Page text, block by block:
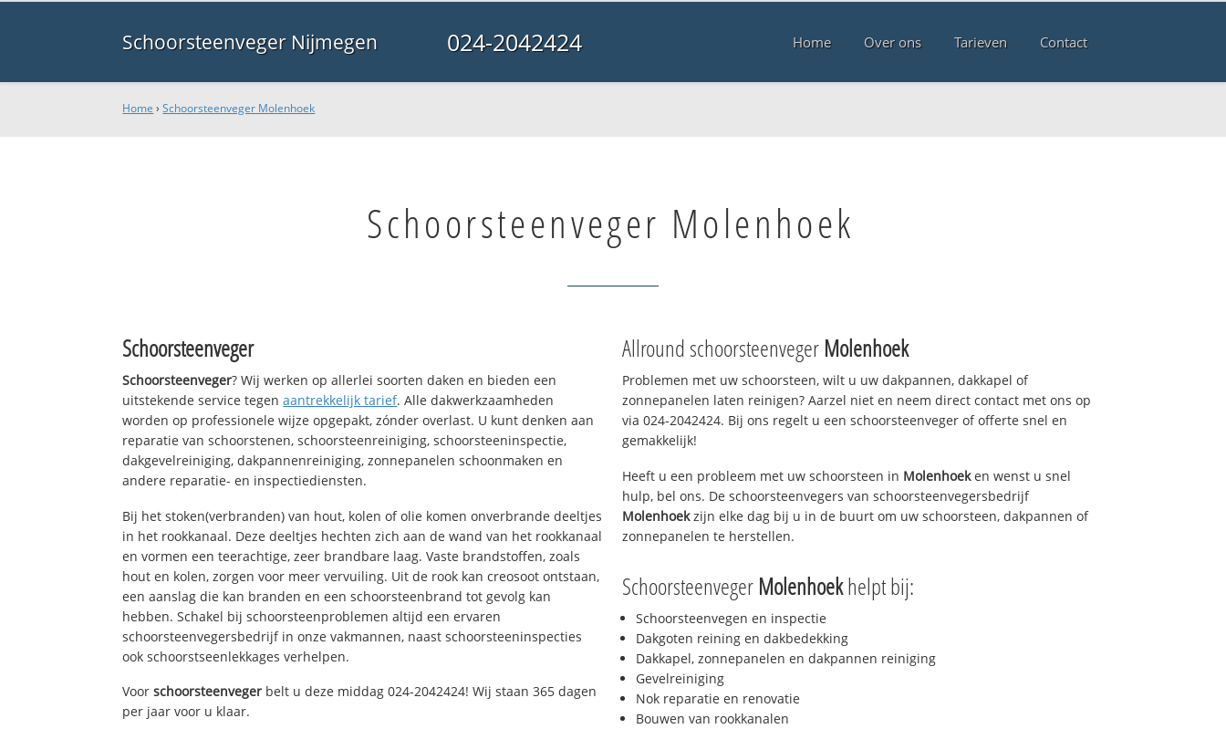
Schoorsteenveger Nijmegen 024-2042424 Home Over ons Tarieven Contact
Home ›Schoorsteenveger Molenhoek
Schoorsteenveger Molenhoek
Schoorsteenveger
Schoorsteenveger? Wij werken op allerlei soorten daken en bieden een
uitstekende service tegenaantrekkelijk tarief. Alle dakwerkzaamheden
worden op professionele wijze opgepakt, zónder overlast. U kunt denken aan
reparatie van schoorstenen, schoorsteenreiniging, schoorsteeninspectie,
dakgevelreiniging, dakpannenreiniging, zonnepanelen schoonmaken en
andere reparatie- en inspectiediensten.
Bij het stoken(verbranden) van hout, kolen of olie komen onverbrande deeltjes
in het rookkanaal. Deze deeltjes hechten zich aan de wand van het rookkanaal
en vormen een teerachtige, zeer brandbare laag. Vaste brandstoffen, zoals
hout en kolen, zorgen voor meer vervuiling. Uit de rook kan creosoot ontstaan,
een aanslag die kan branden en een schoorsteenbrand tot gevolg kan
hebben. Schakel bij schoorsteenproblemen altijd een ervaren
schoorsteenvegersbedrijf in onze vakmannen, naast schoorsteeninspecties
ook schoorstseenlekkages verhelpen.
Voorschoorsteenveger belt u deze middag 024-2042424! Wij staan 365 dagen
per jaar voor u klaar.
Allround schoorsteenveger Molenhoek
Problemen met uw schoorsteen, wilt u uw dakpannen, dakkapel of
zonnepanelen laten reinigen? Aarzel niet en neem direct contact met ons op
via 024-2042424. Bij ons regelt u een schoorsteenveger of offerte snel en
gemakkelijk!
Heeft u een probleem met uw schoorsteen in Molenhoeken wenst u snel
hulp, bel ons. De schoorsteenvegers van schoorsteenvegersbedrijf
Molenhoekzijn elke dag bij u in de buurt om uw schoorsteen, dakpannen of
zonnepanelen te herstellen.
Schoorsteenveger Molenhoekhelpt bij:
Schoorsteenvegen en inspectie
Dakgoten reining en dakbedekking
Dakkapel, zonnepanelen en dakpannen reiniging
Gevelreiniging
Nok reparatie en renovatie
Bouwen van rookkanalen